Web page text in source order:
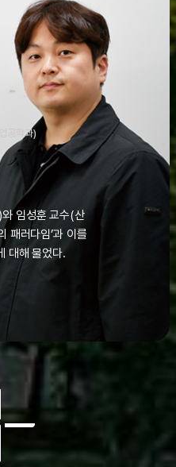
공학과)
임성훈 교수(산
패러다임’과 이를
대해 물었다.